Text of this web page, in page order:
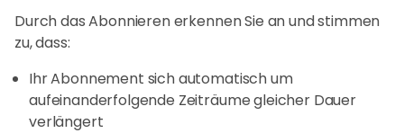
Durch das Abonnieren erkennen Sie an und stimmen
zu, dass:
Ihr Abonnement sich automatisch um
aufeinanderfolgende Zeiträume gleicher Dauer
verlängert